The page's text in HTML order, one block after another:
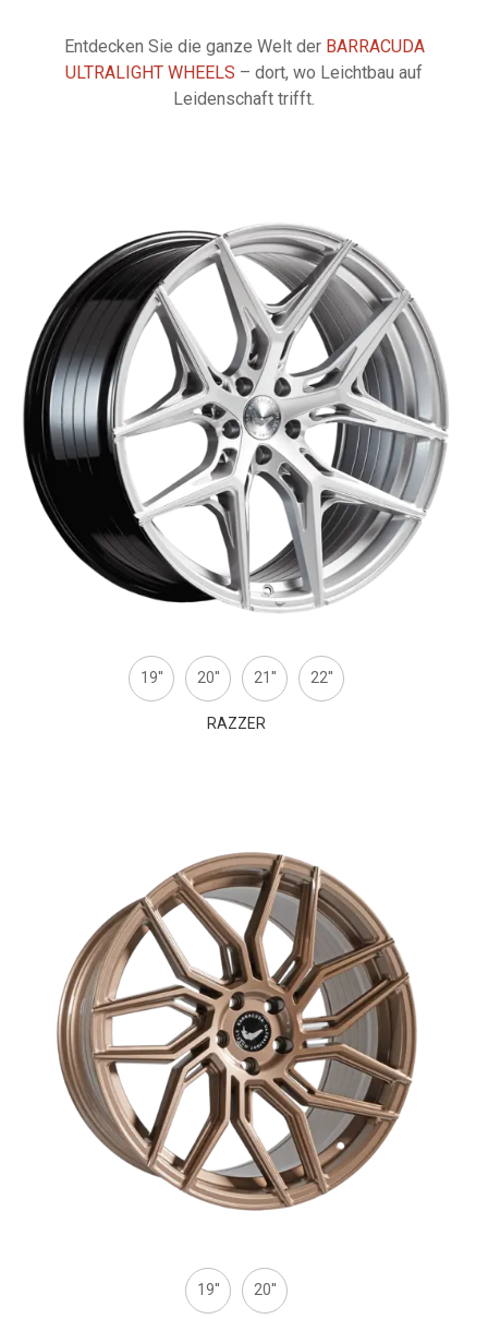
Entdecken Sie die ganze Welt der BARRACUDA
ULTRALIGHT WHEELS – dort, wo Leichtbau auf
Leidenschaft trifft.
19'' 20'' 21'' 22''
RAZZER
19'' 20''